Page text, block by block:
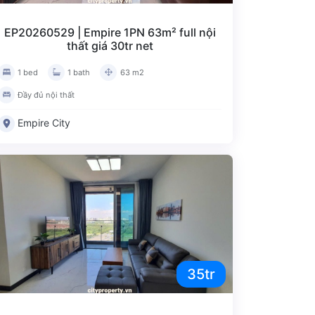
Đánh giá bài viết
EP20260529 | Empire 1PN 63m² full nội
thất giá 30tr net
1 bed 1 bath 63 m2
Đầy đủ nội thất
Empire City
35tr